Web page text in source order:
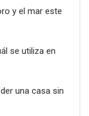
de aire son
y el mar este
se utiliza en
una casa sin